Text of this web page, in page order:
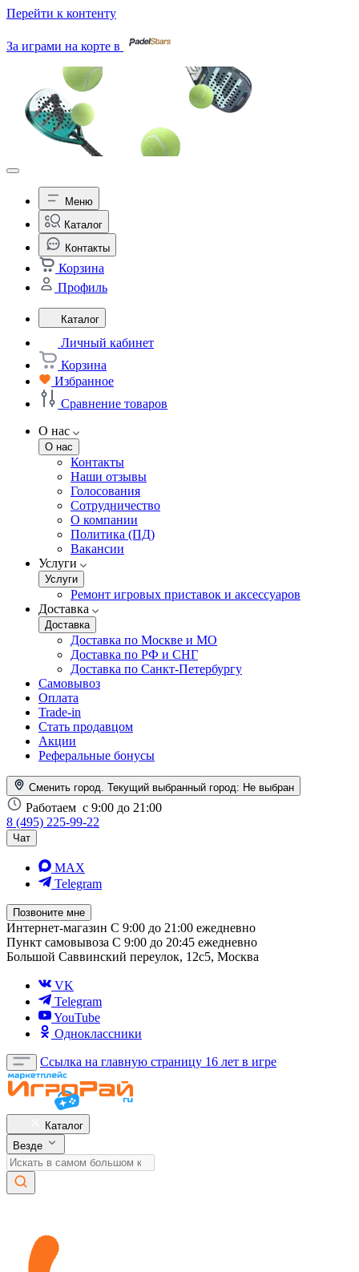
Перейти к контенту
За играми на корте в
Меню
Каталог
Контакты
Корзина
Профиль
Каталог
Личный кабинет
Корзина
Избранное
Сравнение товаров
О нас
О нас
Контакты
Наши отзывы
Голосования
Сотрудничество
О компании
Политика (ПД)
Вакансии
Услуги
Услуги
Ремонт игровых приставок и аксессуаров
Доставка
Доставка
Доставка по Москве и МО
Доставка по РФ и СНГ
Доставка по Санкт-Петербургу
Самовывоз
Оплата
Trade-in
Стать продавцом
Акции
Реферальные бонусы
Сменить город. Текущий выбранный город: Не выбран
Работаем с 9:00 до 21:00
8 (495) 225-99-22
Чат
MAX
Telegram
Позвоните мне
Интернет-магазин С 9:00 до 21:00 ежедневно
Пункт самовывоза С 9:00 до 20:45 ежедневно
Большой Саввинский переулок, 12с5, Москва
VK
Telegram
YouTube
Одноклассники
Ссылка на главную страницу 16 лет в игре
Каталог
Везде